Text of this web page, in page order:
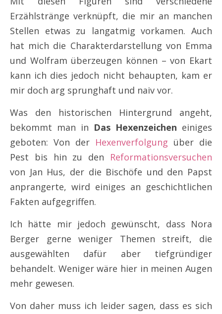
Erzählstränge verknüpft, die mir an manchen
Stellen etwas zu langatmig vorkamen. Auch
hat mich die Charakterdarstellung von Emma
und Wolfram überzeugen können – von Ekart
kann ich dies jedoch nicht behaupten, kam er
mir doch arg sprunghaft und naiv vor.
Was den historischen Hintergrund angeht,
bekommt man in Das Hexenzeichen einiges
geboten: Von der Hexenverfolgung über die
Pest bis hin zu den Reformationsversuchen
von Jan Hus, der die Bischöfe und den Papst
anprangerte, wird einiges an geschichtlichen
Fakten aufgegriffen.
Ich hätte mir jedoch gewünscht, dass Nora
Berger gerne weniger Themen streift, die
ausgewählten dafür aber tiefgründiger
behandelt. Weniger wäre hier in meinen Augen
mehr gewesen.
Von daher muss ich leider sagen, dass es sich